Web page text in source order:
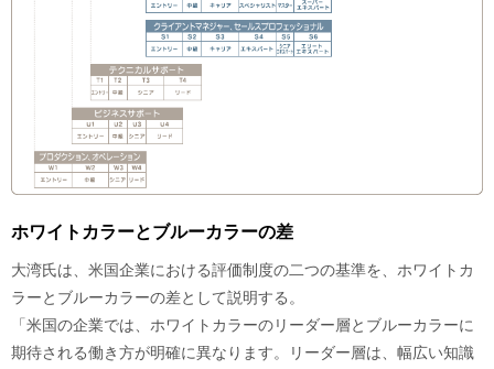
ホワイトカラーとブルーカラーの差
大湾氏は、米国企業における評価制度の二つの基準を、ホワイトカ
ラーとブルーカラーの差として説明する。
「米国の企業では、ホワイトカラーのリーダー層とブルーカラーに
期待される働き方が明確に異なります。リーダー層は、幅広い知識